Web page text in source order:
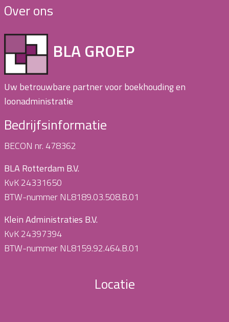
Over ons
BLA GROEP
Uw betrouwbare partner voor boekhouding en
loonadministratie
Bedrijfsinformatie
BECON nr. 478362
BLA Rotterdam B.V.
KvK 24331650
BTW-nummer NL8189.03.508.B.01
Klein Administraties B.V.
KvK 24397394
BTW-nummer NL8159.92.464.B.01
Locatie